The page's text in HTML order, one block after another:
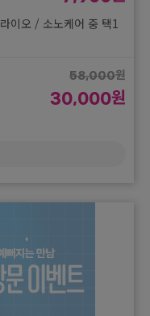
이오 / 소노케어 중 택1
58,000원
30,000원